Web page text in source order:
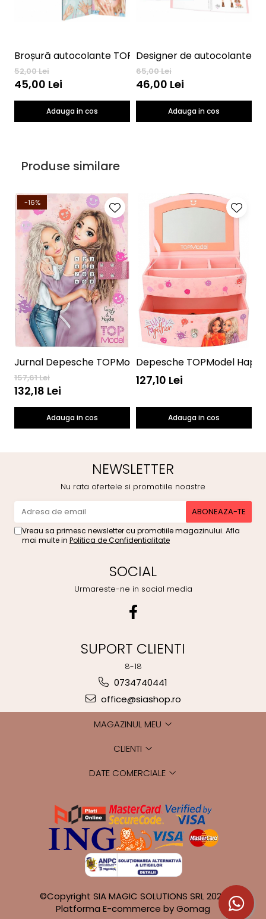
Broșură autocolante TOPModel Nail Design
52,00 Lei
45,00 Lei
Adauga in cos
Designer de autocolante
65,00 Lei
46,00 Lei
Adauga in cos
Produse similare
-16%
Jurnal Depesche TOPModel Happy Together 12421
157,61 Lei
132,18 Lei
Adauga in cos
127,10 Lei
Adauga in cos
NEWSLETTER
Nu rata ofertele si promotiile noastre
Vreau sa primesc newsletter cu promotiile magazinului. Afla
mai multe in Politica de Confidentialitate
SOCIAL
Urmareste-ne in social media
SUPORT CLIENTI
8-18
0734740441
office@siashop.ro
MAGAZINUL MEU
CLIENTI
DATE COMERCIALE
©Copyright SIA MAGIC SOLUTIONS SRL 2026
Platforma E-commerce by Gomag